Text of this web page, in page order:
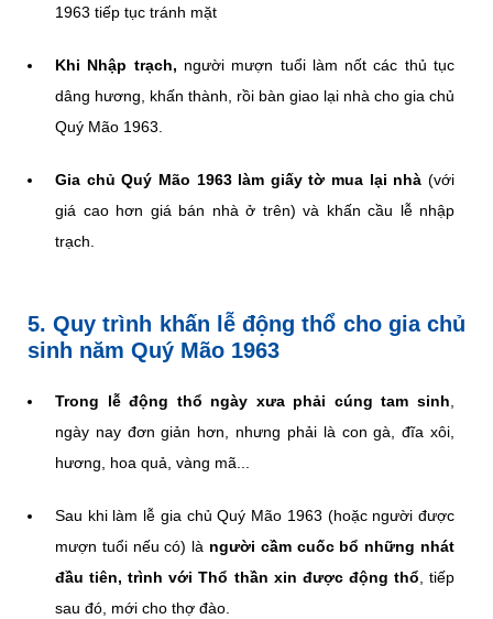
1963 tiếp tục tránh mặt
Khi Nhập trạch, người mượn tuổi làm nốt các thủ tục
dâng hương, khấn thành, rồi bàn giao lại nhà cho gia chủ
Quý Mão 1963.
Gia chủ Quý Mão 1963 làm giấy tờ mua lại nhà (với
giá cao hơn giá bán nhà ở trên) và khấn cầu lễ nhập
trạch.
5. Quy trình khấn lễ động thổ cho gia chủ
sinh năm Quý Mão 1963
Trong lễ động thổ ngày xưa phải cúng tam sinh
ngày nay đơn giản hơn, nhưng phải là con gà, đĩa xôi,
hương, hoa quả, vàng mã...
Sau khi làm lễ gia chủ Quý Mão 1963 (hoặc người được
mượn tuổi nếu có) là người cầm cuốc bổ những nhát
đầu tiên, trình với Thổ thần xin được động thổ , tiếp
sau đó, mới cho thợ đào.